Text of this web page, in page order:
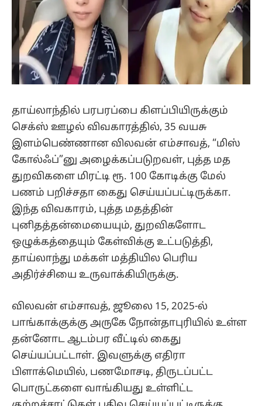
தாய்லாந்தில் பரபரப்பை கிளப்பியிருக்கும்
செக்ஸ் ஊழல் விவகாரத்தில், 35 வயசு
இளம்பெண்ணான விலவன் எம்சாவத், “மிஸ்
கோல்ஃப்”னு அழைக்கப்படுறவள், புத்த மத
துறவிகளை மிரட்டி ரூ. 100 கோடிக்கு மேல்
பணம் பறிச்சதா கைது செய்யப்பட்டிருக்கா.
இந்த விவகாரம், புத்த மதத்தின்
புனிதத்தன்மையையும், துறவிகளோட
ஒழுக்கத்தையும் கேள்விக்கு உட்படுத்தி,
தாய்லாந்து மக்கள் மத்தியில பெரிய
அதிர்ச்சியை உருவாக்கியிருக்கு.
விலவன் எம்சாவத், ஜூலை 15, 2025-ல்
பாங்காக்குக்கு அருகே நோன்தாபுரியில் உள்ள
தன்னோட ஆடம்பர வீட்டில் கைது
செய்யப்பட்டாள். இவளுக்கு எதிரா
பிளாக்மெயில், பணமோசடி, திருடப்பட்ட
பொருட்களை வாங்கியது உள்ளிட்ட